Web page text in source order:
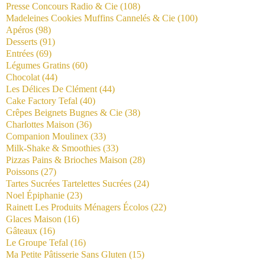
Presse Concours Radio & Cie (108)
Madeleines Cookies Muffins Cannelés & Cie (100)
Apéros (98)
Desserts (91)
Entrées (69)
Légumes Gratins (60)
Chocolat (44)
Les Délices De Clément (44)
Cake Factory Tefal (40)
Crêpes Beignets Bugnes & Cie (38)
Charlottes Maison (36)
Companion Moulinex (33)
Milk-Shake & Smoothies (33)
Pizzas Pains & Brioches Maison (28)
Poissons (27)
Tartes Sucrées Tartelettes Sucrées (24)
Noel Épiphanie (23)
Rainett Les Produits Ménagers Écolos (22)
Glaces Maison (16)
Gâteaux (16)
Le Groupe Tefal (16)
Ma Petite Pâtisserie Sans Gluten (15)